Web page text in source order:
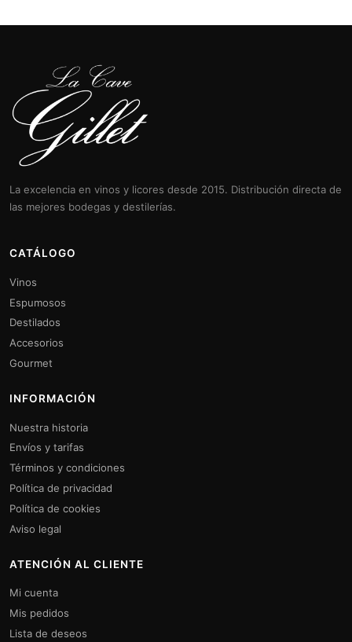
La excelencia en vinos y licores desde 2015. Distribución directa de
las mejores bodegas y destilerías.
CATÁLOGO
Vinos
Espumosos
Destilados
Accesorios
Gourmet
INFORMACIÓN
Nuestra historia
Envíos y tarifas
Términos y condiciones
Política de privacidad
Política de cookies
Aviso legal
ATENCIÓN AL CLIENTE
Mi cuenta
Mis pedidos
Lista de deseos